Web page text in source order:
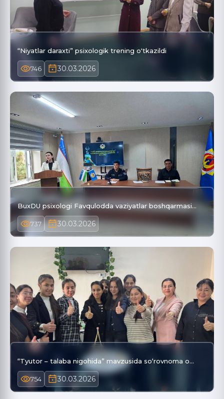
“Niyatlar daraxti” psixologik trening o'tkazildi
746 30.03.2026
BuxDU psixologi Favqulodda vaziyatlar boshqarmasi…
737 30.03.2026
“Tyutor – talaba nigohida” mavzusida so‘rovnoma o…
754 30.03.2026